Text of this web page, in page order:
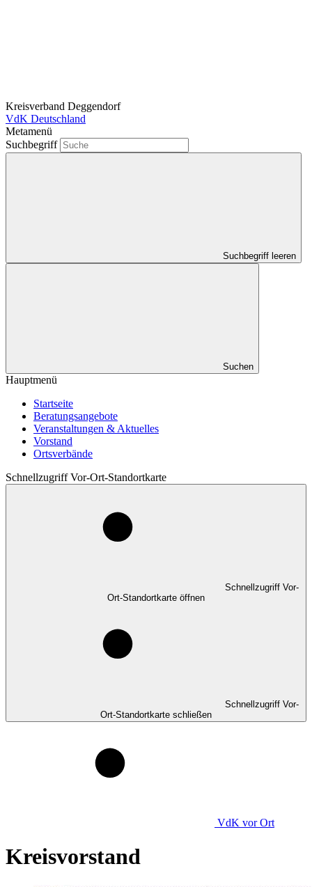
Kreisverband Deggendorf
VdK Deutschland
Metamenü
Suchbegriff
Suchbegriff leeren
Suchen
Hauptmenü
Startseite
Beratungsangebote
Veranstaltungen & Aktuelles
Vorstand
Ortsverbände
Schnellzugriff Vor-Ort-Standortkarte
Schnellzugriff Vor-
Ort-Standortkarte öffnen
Schnellzugriff Vor-
Ort-Standortkarte schließen
VdK vor Ort
Kreisvorstand